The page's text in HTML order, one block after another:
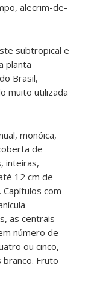
alecrim-de-
subtropical e
planta
Brasil,
muito utilizada
monóica,
de
inteiras,
12 cm de
com
as centrais
número de
ou cinco,
Fruto